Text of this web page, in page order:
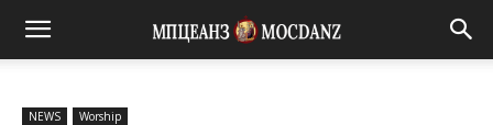
NEWS Worship